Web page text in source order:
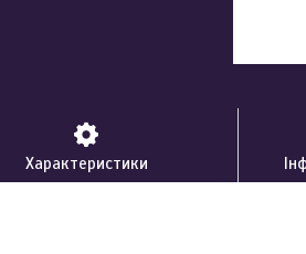
Характеристики